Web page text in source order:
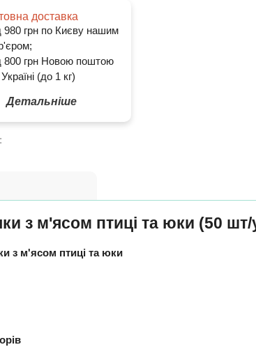
доставка
980 грн по Києву нашим
800 грн Новою поштою
(до 1 кг)
Детальніше
з м'ясом птиці та юки (50 шт/
з м'ясом птиці та юки